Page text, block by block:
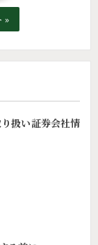
»
扱い証券会社情